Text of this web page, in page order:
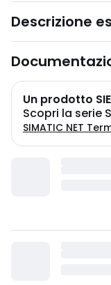
Descrizione
Un prodotto
Scopri la serie
SIMATIC NET